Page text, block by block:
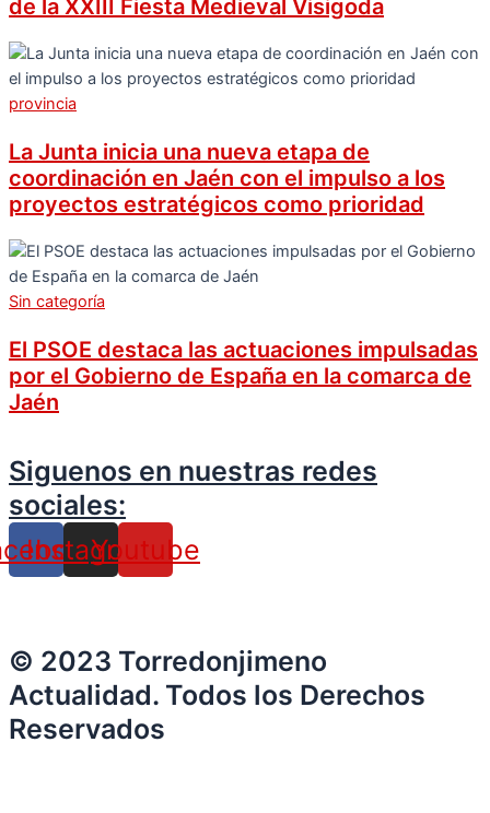
de la XXIII Fiesta Medieval Visigoda
provincia
La Junta inicia una nueva etapa de
coordinación en Jaén con el impulso a los
proyectos estratégicos como prioridad
Sin categoría
El PSOE destaca las actuaciones impulsadas
por el Gobierno de España en la comarca de
Jaén
Siguenos en nuestras redes
sociales:
Instagram
Youtube
© 2023 Torredonjimeno
Actualidad. Todos los Derechos
Reservados